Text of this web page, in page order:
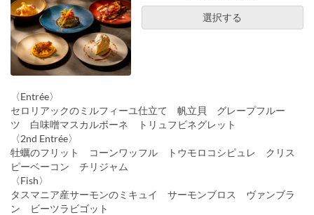
選択する
〈Entrée〉
セロリアックのミルフィーユ仕立て 帆立貝 グレープフルー
ツ 白味噌マスカルボーネ トリュフビネグレット
〈2nd Entrée〉
牡蠣のフリット コーンワッフル トウモロコシピュレ クリス
ピーベーコン チリジャム
〈Fish〉
タスマニア産サーモンのミキュイ サーモンブロス ヴァンブラ
ン ビーツラビゴット